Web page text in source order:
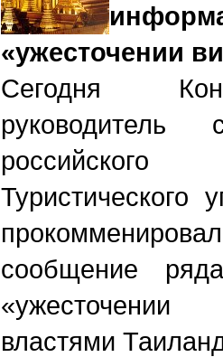
«ужесточении
Сегодня
руководитель
российского
Туристического
сообщение
властями